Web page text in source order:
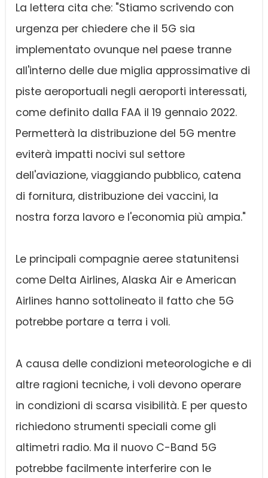
La lettera cita che: "Stiamo scrivendo con
urgenza per chiedere che il 5G sia
implementato ovunque nel paese tranne
all'interno delle due miglia approssimative di
piste aeroportuali negli aeroporti interessati,
come definito dalla FAA il 19 gennaio 2022.
Permetterà la distribuzione del 5G mentre
eviterà impatti nocivi sul settore
dell'aviazione, viaggiando pubblico, catena
di fornitura, distribuzione dei vaccini, la
nostra forza lavoro e l'economia più ampia."
Le principali compagnie aeree statunitensi
come Delta Airlines, Alaska Air e American
Airlines hanno sottolineato il fatto che 5G
potrebbe portare a terra i voli.
A causa delle condizioni meteorologiche e di
altre ragioni tecniche, i voli devono operare
in condizioni di scarsa visibilità. E per questo
richiedono strumenti speciali come gli
altimetri radio. Ma il nuovo C-Band 5G
potrebbe facilmente interferire con le